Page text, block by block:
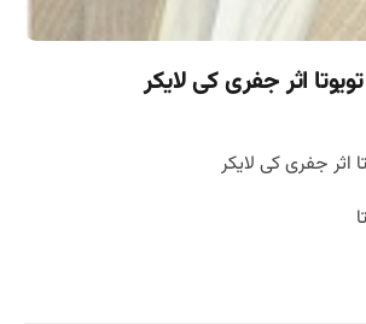
اثر جفری کی لایکر
اثر جفری کی لایکر